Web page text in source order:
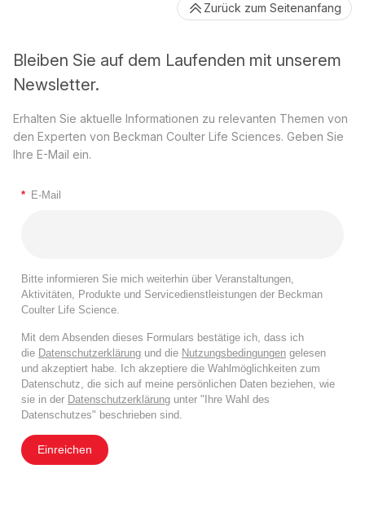
Bleiben Sie auf dem Laufenden mit unserem
Newsletter.
Erhalten Sie aktuelle Informationen zu relevanten Themen von
den Experten von Beckman Coulter Life Sciences. Geben Sie
Ihre E-Mail ein.
* E-Mail
Bitte informieren Sie mich weiterhin über Veranstaltungen,
Aktivitäten, Produkte und Servicedienstleistungen der Beckman
Coulter Life Science.
Mit dem Absenden dieses Formulars bestätige ich, dass ich
die Datenschutzerklärung und die Nutzungsbedingungen gelesen
und akzeptiert habe. Ich akzeptiere die Wahlmöglichkeiten zum
Datenschutz, die sich auf meine persönlichen Daten beziehen, wie
sie in der Datenschutzerklärung unter "Ihre Wahl des
Datenschutzes" beschrieben sind.
Einreichen
Zurück zum Seitenanfang